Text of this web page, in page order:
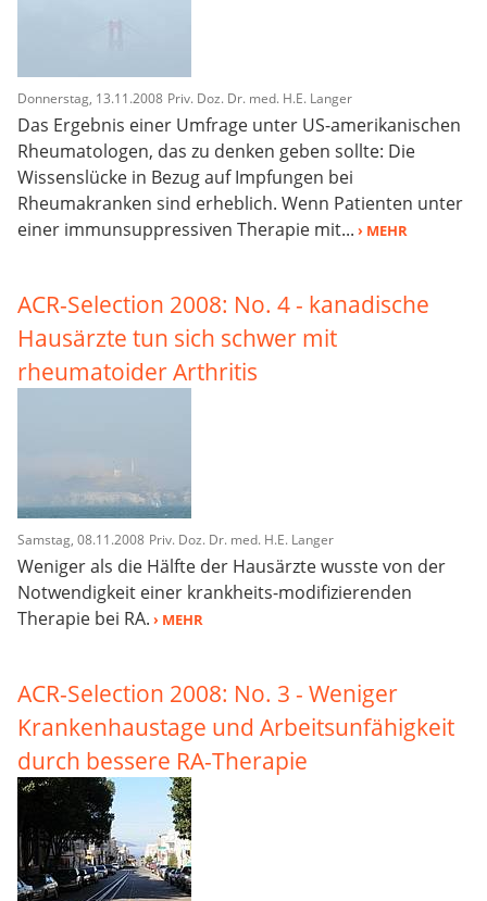
Donnerstag, 13.11.2008 Priv. Doz. Dr. med. H.E. Langer
Das Ergebnis einer Umfrage unter US-amerikanischen
Rheumatologen, das zu denken geben sollte: Die
Wissenslücke in Bezug auf Impfungen bei
Rheumakranken sind erheblich. Wenn Patienten unter
einer immunsuppressiven Therapie mit... › MEHR
ACR-Selection 2008: No. 4 - kanadische
Hausärzte tun sich schwer mit
rheumatoider Arthritis
Samstag, 08.11.2008 Priv. Doz. Dr. med. H.E. Langer
Weniger als die Hälfte der Hausärzte wusste von der
Notwendigkeit einer krankheits-modifizierenden
Therapie bei RA. › MEHR
ACR-Selection 2008: No. 3 - Weniger
Krankenhaustage und Arbeitsunfähigkeit
durch bessere RA-Therapie